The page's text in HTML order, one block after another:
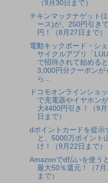
（9月30日まで）
チキンマックナゲット
ース)が、250円引き
円！（8月27日まで）
電動キックボード・シ
サイクルアプリ「
で招待されて始めると
3,000円分クーポンが
ら...
ドコモオンラインショ
で充電器やイヤホン
大4400円引き！（9
日まで）
dポイントカードを提示
と、5000万ポイント
け！（9月22日まで）
Amazonでd払いを使うと
最大50％還元！（7月
まで）